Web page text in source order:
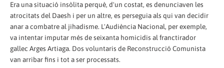
Era una situació insòlita perquè, d'un costat, es denunciaven les
atrocitats del Daesh i per un altre, es perseguia als qui van decidir
anar a combatre al jihadisme. L'Audiència Nacional, per exemple,
va intentar imputar més de seixanta homicidis al franctirador
gallec Arges Artiaga. Dos voluntaris de Reconstrucció Comunista
van arribar fins i tot a ser processats.